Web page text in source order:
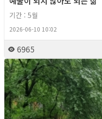
기간 : 5월
2026-06-10 10:02
6965